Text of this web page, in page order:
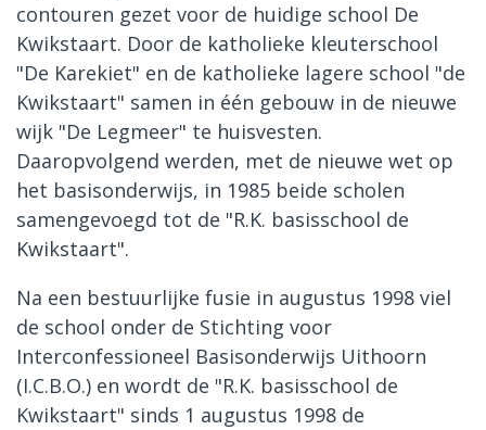
contouren gezet voor de huidige school De
Kwikstaart. Door de katholieke kleuterschool
"De Karekiet" en de katholieke lagere school "de
Kwikstaart" samen in één gebouw in de nieuwe
wijk "De Legmeer" te huisvesten.
Daaropvolgend werden, met de nieuwe wet op
het basisonderwijs, in 1985 beide scholen
samengevoegd tot de "R.K. basisschool de
Kwikstaart".
Na een bestuurlijke fusie in augustus 1998 viel
de school onder de Stichting voor
Interconfessioneel Basisonderwijs Uithoorn
(I.C.B.O.) en wordt de "R.K. basisschool de
Kwikstaart" sinds 1 augustus 1998 de